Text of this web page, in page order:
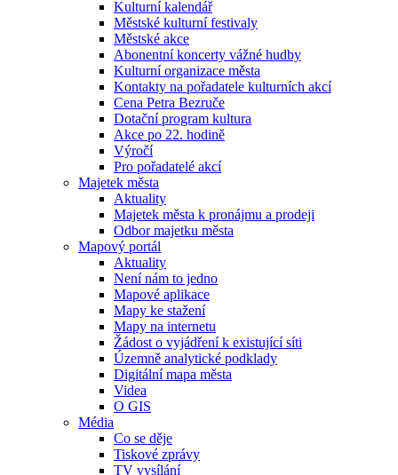
Kulturní kalendář
Městské kulturní festivaly
Městské akce
Abonentní koncerty vážné hudby
Kulturní organizace města
Kontakty na pořadatele kulturních akcí
Cena Petra Bezruče
Dotační program kultura
Akce po 22. hodině
Výročí
Pro pořadatelé akcí
Majetek města
Aktuality
Majetek města k pronájmu a prodeji
Odbor majetku města
Mapový portál
Aktuality
Není nám to jedno
Mapové aplikace
Mapy ke stažení
Mapy na internetu
Žádost o vyjádření k existující síti
Územně analytické podklady
Digitální mapa města
Videa
O GIS
Média
Co se děje
Tiskové zprávy
TV vysílání